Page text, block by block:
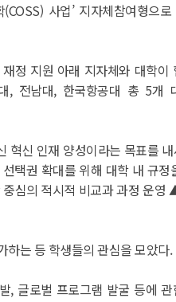
사업’ 지자체참여형으
정 지원 아래 지자체와 대학이
, 전남대, 한국항공대 총 5개
혁신 인재 양성이라는 목표를
택권 확대를 위해 대학 내 규정
중심의 적시적 비교과 과정 운
하는 등 학생들의 관심을 모았다.
, 글로벌 프로그램 발굴 등에